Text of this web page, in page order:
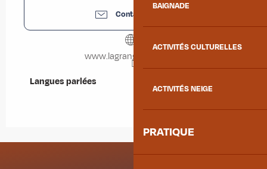
BAIGNADE
ACTIVITÉS CULTURELLES
ACTIVITÉS NEIGE
PRATIQUE
Contactez-nous
www.lagrangedepierre.fr
Langues parlées
Langues parlées